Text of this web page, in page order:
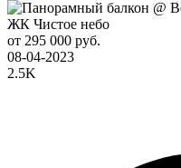
ЖК Чистое небо
от 295 000 руб.
08-04-2023
2.5K